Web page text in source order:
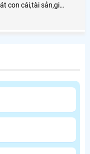
con cái,tài sản,giúp